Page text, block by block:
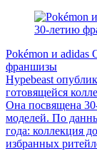
Pokémon и adidas
франшизы
Hypebeast
готовящейся
Она посвящена
моделей. По
года: коллекция
избранных